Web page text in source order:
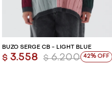
BUZO SERGE CB - LIGHT BLUE
$ 3.558 $ 6.200 42